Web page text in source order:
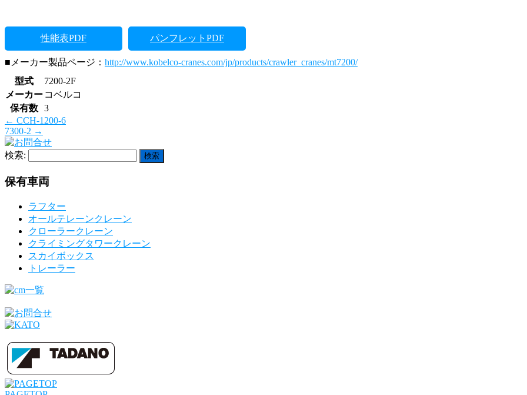
性能表PDF パンフレットPDF
■メーカー製品ページ： http://www.kobelco-cranes.com/jp/products/crawler_cranes/mt7200/
型式
7200-2F
メーカー コベルコ
保有数 3
← CCH-1200-6
7300-2 →
検索:
保有車両
ラフター
オールテレーンクレーン
クローラークレーン
クライミングタワークレーン
スカイボックス
トレーラー